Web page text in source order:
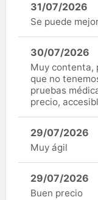
31/07/2026
Se puede
30/07/2026
Muy contenta,
que no
pruebas
precio,
29/07/2026
Muy ágil
29/07/2026
Buen precio